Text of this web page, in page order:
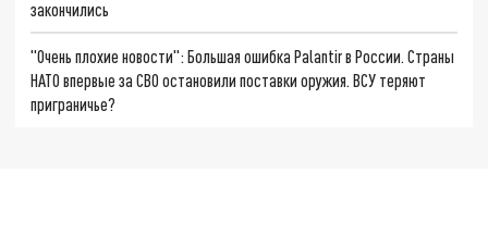
закончились
"Очень плохие новости": Большая ошибка Palantir в России. Страны
НАТО впервые за СВО остановили поставки оружия. ВСУ теряют
приграничье?